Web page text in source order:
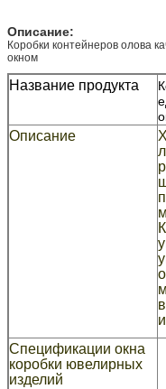
Описание:
Коробки контейнеров олова
окном
Название продукта
Описание
Спецификации окна
коробки ювелирных
изделий